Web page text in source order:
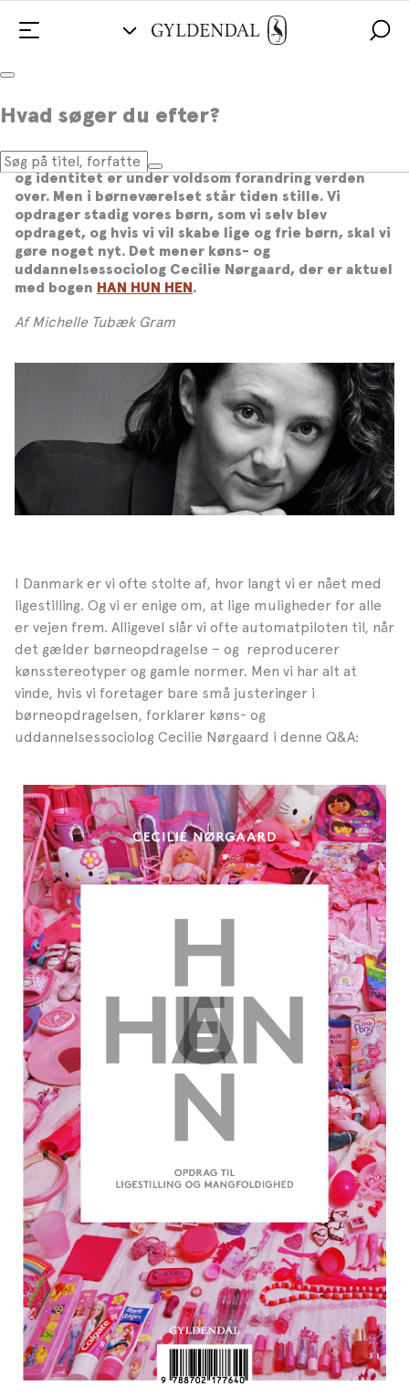
Hvad søger du efter?
Børneopdragelse anno 2021: Kære
forældre, nu skal I lære noget nyt
Vi står midt i en revolution. Forestillingerne om køn
og identitet er under voldsom forandring verden
over. Men i børneværelset står tiden stille. Vi
opdrager stadig vores børn, som vi selv blev
opdraget, og hvis vi vil skabe lige og frie børn, skal vi
gøre noget nyt. Det mener køns- og
uddannelsessociolog Cecilie Nørgaard, der er aktuel
med bogen HAN HUN HEN.
Af Michelle Tubæk Gram
I Danmark er vi ofte stolte af, hvor langt vi er nået med
ligestilling. Og vi er enige om, at lige muligheder for alle
er vejen frem. Alligevel slår vi ofte automatpiloten til, når
det gælder børneopdragelse – og reproducerer
kønsstereotyper og gamle normer. Men vi har alt at
vinde, hvis vi foretager bare små justeringer i
børneopdragelsen, forklarer køns- og
uddannelsessociolog Cecilie Nørgaard i denne Q&A: